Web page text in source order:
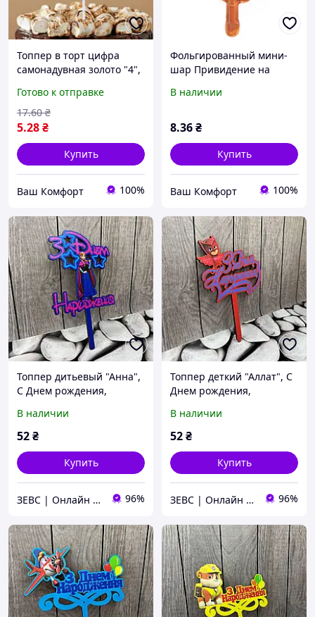
Топпер в торт цифра
самонадувная золото "4",
Готово к отправке
5.28₴
17.60 ₴
Купить
Ваш Комфорт 100%
Фольгированный мини-
шар Привидение на
В наличии
8.36₴
Купить
Ваш Комфорт 100%
Топпер дитьевый "Анна",
С Днем рождения,
В наличии
52₴
Купить
ЗЕВС | Онлайн Гипермаркет 96%
Топпер деткий "Аллат", С
Днем рождения,
В наличии
52₴
Купить
ЗЕВС | Онлайн Гипермаркет 96%